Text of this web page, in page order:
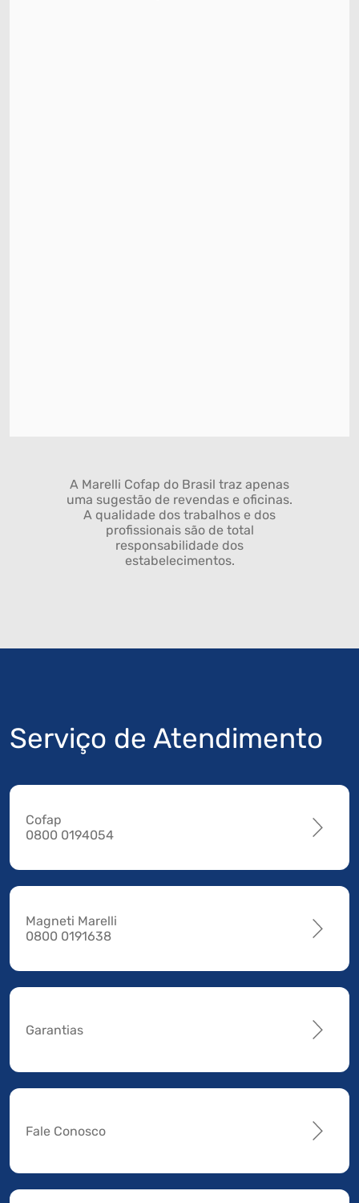
A Marelli Cofap do Brasil traz apenas
uma sugestão de revendas e oficinas.
A qualidade dos trabalhos e dos
profissionais são de total
responsabilidade dos
estabelecimentos.
Serviço de Atendimento
Cofap
0800 0194054
Magneti Marelli
0800 0191638
Garantias
Fale Conosco